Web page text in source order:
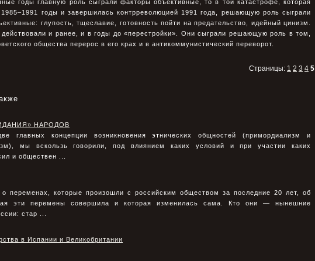
годы главную роль сыграли факторы объективные, то в той катастрофе, которая
годы и завершилась контрреволюцией 1991 года, решающую роль сыграли
глупость, тщеславие, готовность пойти на предательство, идейный цинизм.
и ранее, и в годы до «перестройки». Они сыграли решающую роль в том,
общества перерос в его крах и в антикоммунистический переворот.
Страницы: 1 2 3 4 5
НАРОДОВ
главных концепции возникновения этнических общностей (примордиализм и
мы вскользь говорили, под влиянием каких условий и при участии каких
и обществен ...
переменах, которые произошли с российским обществом за последние 20 лет, об
эти перемены совершила и которая изменилась сама. Кто они — нынешние
стар ...
в Испании и Великобритании